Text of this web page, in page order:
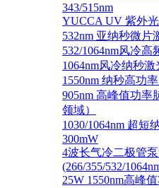
343/515nm
YUCCA UV 紫外
532nm 亚纳秒微片
532/1064nm风冷高
1064nm风冷纳秒激
1550nm 纳秒高功
905nm 高峰值功率
领域）
1030/1064nm 超短
300mW
4波长气冷二极管
(266/355/532/
25W 1550nm高峰